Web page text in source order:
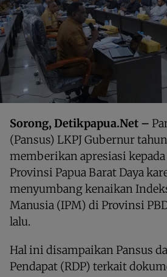
Sorong, Detikpapua.Net –
(Pansus) LKPJ Gubernur
memberikan apresiasi
Provinsi Papua Barat Daya
menyumbang kenaikan
Manusia (IPM) di Provinsi
lalu.
Hal ini disampaikan Pansus
Pendapat (RDP) terkait